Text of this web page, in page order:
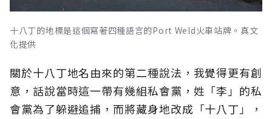
十八丁的地標是這個寫著四種語言的Port Weld火車站牌。真文
化提供
關於十八丁地名由來的第二種說法，我覺得更有創
意，話說當時這一帶有幾組私會黨，姓「李」的私
會黨為了躲避追捕，而將藏身地改成「十八丁」，